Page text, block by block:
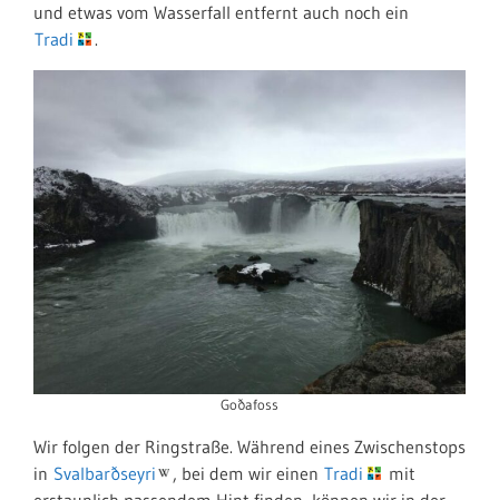
und etwas vom Wasserfall entfernt auch noch ein
Tradi
.
Goðafoss
Wir folgen der Ringstraße. Während eines Zwischenstops
in Svalbarðseyri , bei dem wir einen Tradi
mit